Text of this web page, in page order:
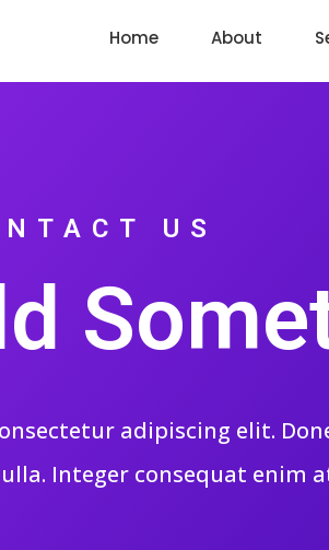
Home About
US
adipiscing elit.
Integer consequat enim